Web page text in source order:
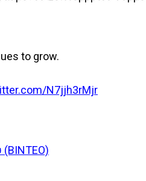
to grow.
N7jjh3rMjr
(ΒΙΝΤΕΟ)